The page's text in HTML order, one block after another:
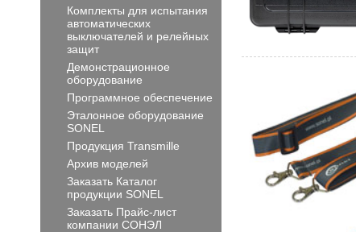
Комплекты для испытания
автоматических
выключателей и релейных
защит
Демонстрационное
оборудование
Программное обеспечение
Эталонное оборудование
SONEL
Продукция Transmille
Архив моделей
Заказать Каталог
продукции SONEL
Заказать Прайс-лист
компании СОНЭЛ